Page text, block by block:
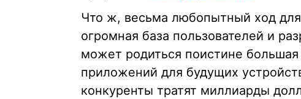
Что ж, весьма любопытный ход
огромная база пользователей и
может родиться поистине
приложений для будущих
конкуренты тратят миллиарды